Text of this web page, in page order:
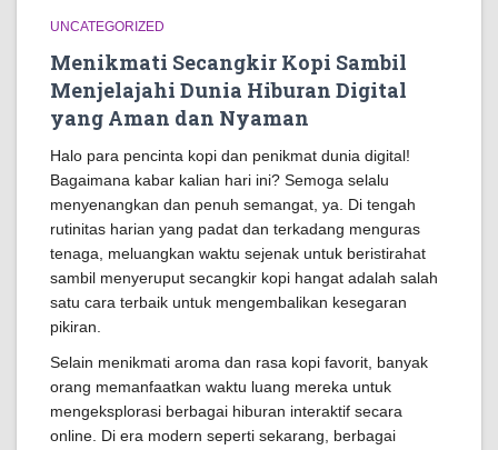
UNCATEGORIZED
Menikmati Secangkir Kopi Sambil
Menjelajahi Dunia Hiburan Digital
yang Aman dan Nyaman
Halo para pencinta kopi dan penikmat dunia digital!
Bagaimana kabar kalian hari ini? Semoga selalu
menyenangkan dan penuh semangat, ya. Di tengah
rutinitas harian yang padat dan terkadang menguras
tenaga, meluangkan waktu sejenak untuk beristirahat
sambil menyeruput secangkir kopi hangat adalah salah
satu cara terbaik untuk mengembalikan kesegaran
pikiran.
Selain menikmati aroma dan rasa kopi favorit, banyak
orang memanfaatkan waktu luang mereka untuk
mengeksplorasi berbagai hiburan interaktif secara
online. Di era modern seperti sekarang, berbagai